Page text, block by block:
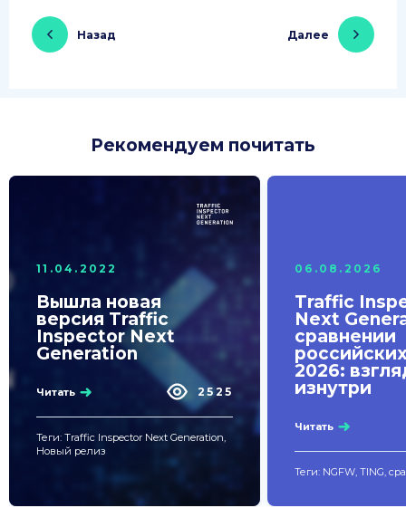
Назад Далее
Рекомендуем почитать
11.04.2022
Вышла новая
версия Traffic
Inspector Next
Generation
Читать 2525
Теги: Traffic Inspector Next Generation,
Новый релиз
06.08.2026
Traffic
Next
сравнении
2026:
изнутри
Читать
Теги: NGFW, TING,